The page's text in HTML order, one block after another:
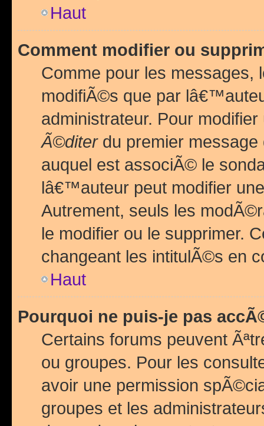
Haut
Comment modifier ou
Comme pour les messages,
modifiÃ©s que par
administrateur. Pour
Ã©diterdu premier
auquel est associÃ© le
lâ€™auteur peut modifier
Autrement, seuls les
le modifier ou le supprimer.
changeant les intitulÃ©s en
Haut
Pourquoi ne puis-je pas
Certains forums peuvent
ou groupes. Pour les
avoir une permission
groupes et les